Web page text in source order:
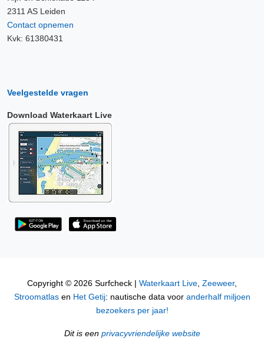
2311 AS Leiden
Contact opnemen
Kvk: 61380431
Veelgestelde vragen
Download Waterkaart Live
Copyright © 2026 Surfcheck | Waterkaart Live, Zeeweer,
Stroomatlasen Het Getij: nautische data voor anderhalf miljoen
bezoekers per jaar!
Dit is een privacyvriendelijke website